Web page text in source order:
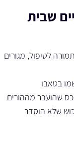
שבית
לטיפול, מגורים
בטאבו
שהועבר מההורים
שלא הוסדר